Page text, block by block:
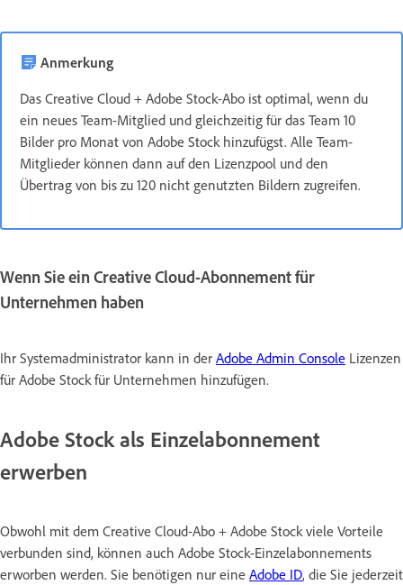
Anmerkung
Das Creative Cloud + Adobe Stock-Abo ist optimal, wenn du
ein neues Team-Mitglied und gleichzeitig für das Team 10
Bilder pro Monat von Adobe Stock hinzufügst. Alle Team-
Mitglieder können dann auf den Lizenzpool und den
Übertrag von bis zu 120 nicht genutzten Bildern zugreifen.
Wenn Sie ein Creative Cloud-Abonnement für
Unternehmen haben
Ihr Systemadministrator kann in der Adobe Admin Console Lizenzen
für Adobe Stock für Unternehmen hinzufügen.
Adobe Stock als Einzelabonnement
erwerben
Obwohl mit dem Creative Cloud-Abo + Adobe Stock viele Vorteile
verbunden sind, können auch Adobe Stock-Einzelabonnements
erworben werden. Sie benötigen nur eine Adobe ID, die Sie jederzeit